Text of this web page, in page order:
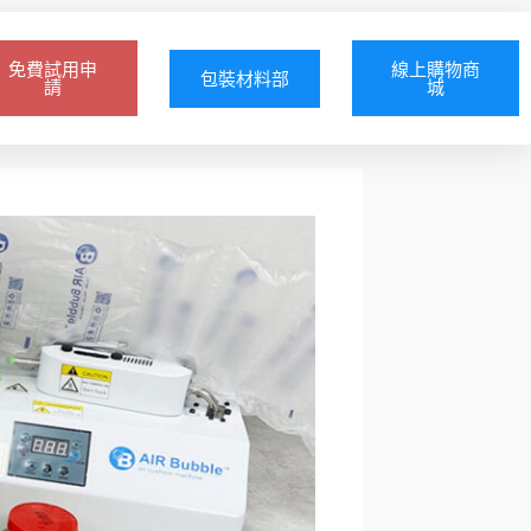
免費試用申
請 包裝材料部 線上購物商
城